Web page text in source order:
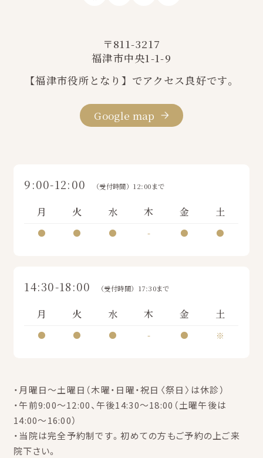
〒811-3217
福津市中央1-1-9
【福津市役所となり】でアクセス良好です。
Google map
9:00-12:00 （受付時間）12:00まで
月 火 水 木 金 土
● ● ● - ● ●
14:30-18:00 （受付時間）17:30まで
月 火 水 木 金 土
● ● ● - ● ※
・月曜日～土曜日（木曜・日曜・祝日〈祭日〉は休診）
・午前9:00～12:00、午後14:30～18:00（土曜午後は
14:00～16:00）
・当院は完全予約制です。初めての方もご予約の上ご来
院下さい。